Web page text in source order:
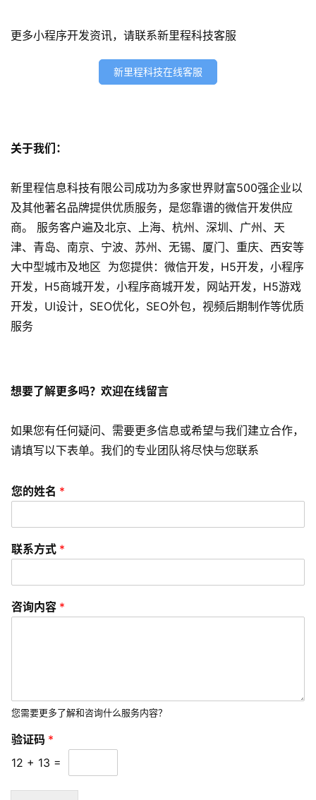
开
发
s
e
o
优
化
数
字
营
P
开
发
短
视
资
享
题
联
更多小程序开发资讯，请联系新里程科技客服
新里程科技在线客服
关于我们：
新里程信息科技有限公司成功为多家世界财富500强企业以
及其他著名品牌提供优质服务，是您靠谱的微信开发供应
商。 服务客户遍及北京、上海、杭州、深圳、广州、天
津、青岛、南京、宁波、苏州、无锡、厦门、重庆、西安等
大中型城市及地区 为您提供：微信开发，H5开发，小程序
开发，H5商城开发，小程序商城开发，网站开发，H5游戏
开发，UI设计，SEO优化，SEO外包，视频后期制作等优质
服务
想要了解更多吗？欢迎在线留言
如果您有任何疑问、需要更多信息或希望与我们建立合作，
请填写以下表单。我们的专业团队将尽快与您联系
您的姓名 *
联系方式 *
咨询内容 *
您需要更多了解和咨询什么服务内容？
验证码 *
12 + 13 =